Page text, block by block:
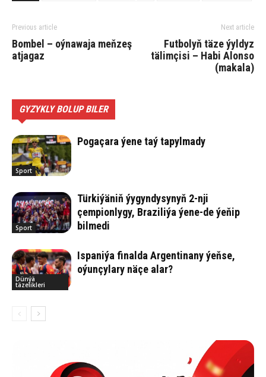
Previous article
Bom­bel – oýnawaja meňzeş
atjagaz
Next article
Futbolyň täze ýyldyz
tälimçisi – Habi Alonso
(makala)
GYZYKLY BOLUP BILER
Sport
Pogaçara ýene taý tapylmady
Sport
Türkiýäniň ýygyndysynyň 2-nji
çempionlygy, Braziliýa ýene-de ýeňip
bilmedi
Dünýä
täzelikleri
Ispaniýa finalda Argentinany ýeňse,
oýunçylary näçe alar?